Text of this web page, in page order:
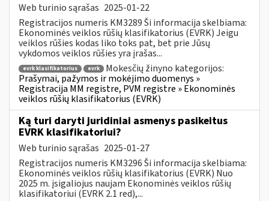
Web turinio sąrašas 2025-01-22
Registracijos numeris KM3289 Ši informacija skelbiama:
Ekonominės veiklos rūšių klasifikatorius (EVRK) Jeigu
veiklos rūšies kodas liko toks pat, bet prie Jūsų
vykdomos veiklos rūšies yra įrašas...
evrk klasifikatorius evrk
Mokesčių žinyno kategorijos:
Prašymai, pažymos ir mokėjimo duomenys »
Registracija MM registre, PVM registre » Ekonominės
veiklos rūšių klasifikatorius (EVRK)
Ką turi daryti juridiniai asmenys pasikeitus
EVRK klasifikatoriui?
Web turinio sąrašas 2025-01-27
Registracijos numeris KM3296 Ši informacija skelbiama:
Ekonominės veiklos rūšių klasifikatorius (EVRK) Nuo
2025 m. įsigaliojus naujam Ekonominės veiklos rūšių
klasifikatoriui (EVRK 2.1 red),...